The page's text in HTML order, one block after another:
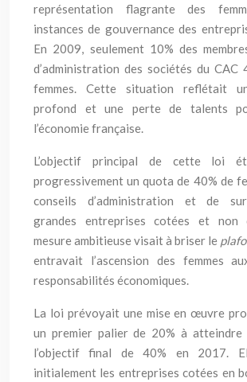
représentation flagrante des
instances de gouvernance des
En 2009, seulement 10% des
d’administration des sociétés du CAC
femmes. Cette situation reflétait
profond et une perte de talents
l’économie française.
L’objectif principal de cette loi
progressivement un quota de 40% de
conseils d’administration et de
grandes entreprises cotées et non
mesure ambitieuse visait à briser le
entravait l’ascension des femmes
responsabilités économiques.
La loi prévoyait une mise en œuvre
un premier palier de 20% à atteindre
l’objectif final de 40% en 2017.
initialement les entreprises cotées en